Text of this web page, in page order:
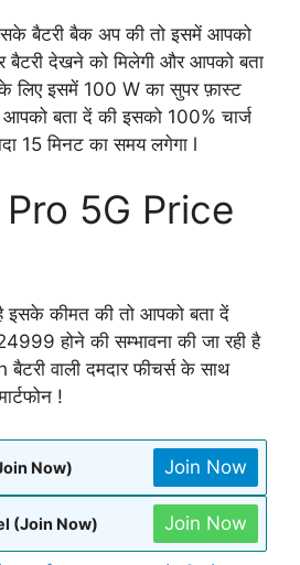
बैटरी बैक अप की तो इसमें आपको
देखने को मिलेगी और आपको बता
लिए इसमें 100 W का सुपर फ़ास्ट
आपको बता दें की इसको 100% चार्ज
15 मिनट का समय लगेगा l
5G Price
इसके कीमत की तो आपको बता दें
होने की सम्भावना की जा रही है
वाली दमदार फीचर्स के साथ
!
Now) Join Now
(Join Now) Join Now